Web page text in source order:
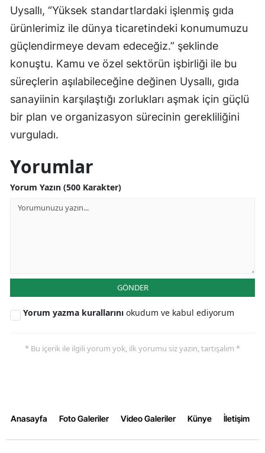
Uysallı, “Yüksek standartlardaki işlenmiş gıda
ürünlerimiz ile dünya ticaretindeki konumumuzu
güçlendirmeye devam edeceğiz.” şeklinde
konuştu. Kamu ve özel sektörün işbirliği ile bu
süreçlerin aşılabileceğine değinen Uysallı, gıda
sanayiinin karşılaştığı zorlukları aşmak için güçlü
bir plan ve organizasyon sürecinin gerekliliğini
vurguladı.
Yorumlar
Yorum Yazın (500 Karakter)
GÖNDER
Yorum yazma kurallarını okudum ve kabul ediyorum
* Bu içerik ile ilgili yorum yok, ilk yorumu siz yazın, tartışalım *
Anasayfa Foto Galeriler Video Galeriler Künye İletişim